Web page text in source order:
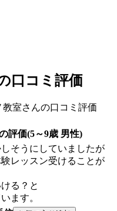
口コミ評価
室さんの口コミ評価
評価(5～9歳 男性)
そうにしていましたが
レッスン受けることが
る？と
ます。